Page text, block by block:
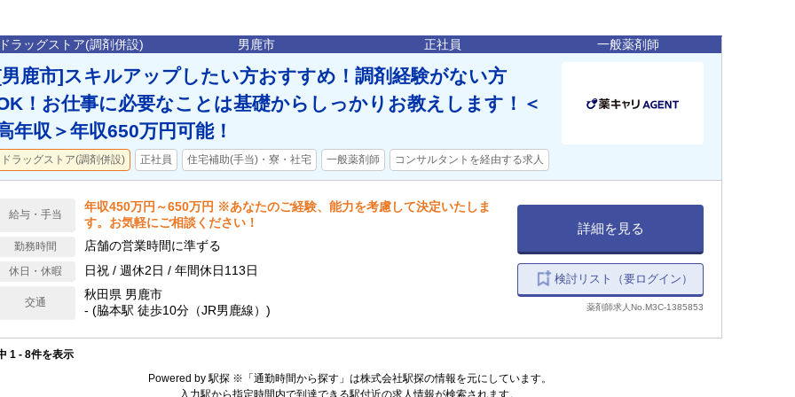
ラッグストア(調剤併設) 男鹿市 正社員 一般薬剤師
鹿市]スキルアップしたい方おすすめ！調剤経験がない方
！お仕事に必要なことは基礎からしっかりお教えします！＜
年収＞年収650万円可能！
ドラッグストア(調剤併設) 正社員 住宅補助(手当)・寮・社宅 一般薬剤師 コンサルタントを経由する求人
給与・手当
年収450万円～650万円 ※あなたのご経験、能力を考慮して決定いたしま
す。お気軽にご相談ください！
勤務時間 店舗の営業時間に準ずる
休日・休暇 日祝 / 週休2日 / 年間休日113日
交通
秋田県 男鹿市
- (脇本駅 徒歩10分（JR男鹿線）)
詳細を見る
検討リスト（要ログイン）
薬剤師求人No.M3C-1385853
1 - 8件を表示
Powered by 駅探 ※「通勤時間から探す」は株式会社駅探の情報を元にしています。
入力駅から指定時間内で到達できる駅付近の求人情報が検索されます。